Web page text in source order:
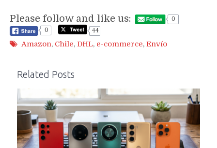
Please follow and like us:
0
0
44
Amazon, Chile, DHL, e-commerce, Envío
Related Posts